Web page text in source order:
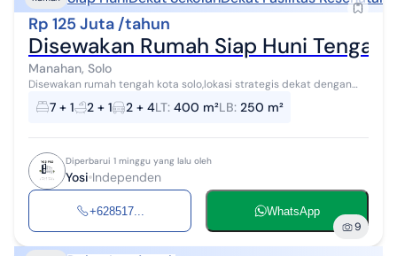
Rp 125 Juta /tahun
Disewakan Rumah Siap Huni Tengah
Manahan, Solo
Disewakan rumah tengah kota solo,lokasi strategis dekat dengan
pusat bisnis di solo,dekat dengan perkantoran,kuliner,perbankan
dan fasilitas publik...
7 + 1 2 + 1 2 + 4LT: 400 m²LB: 250 m²
Diperbarui 1 minggu yang lalu oleh
Yosi Independen
+628517... WhatsApp
9